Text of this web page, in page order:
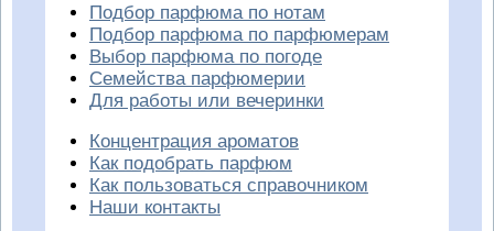
Подбор парфюма по нотам
Подбор парфюма по парфюмерам
Выбор парфюма по погоде
Семейства парфюмерии
Для работы или вечеринки
Концентрация ароматов
Как подобрать парфюм
Как пользоваться справочником
Наши контакты